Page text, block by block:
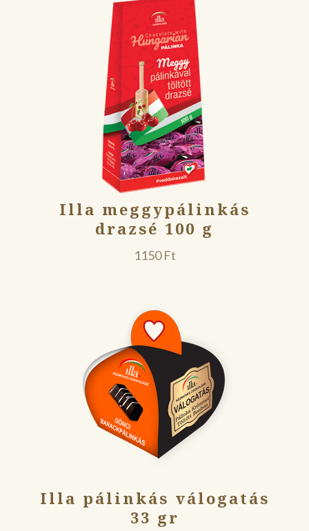
Illa meggypálinkás
drazsé 100 g
1150Ft
Illa pálinkás válogatás
33 gr